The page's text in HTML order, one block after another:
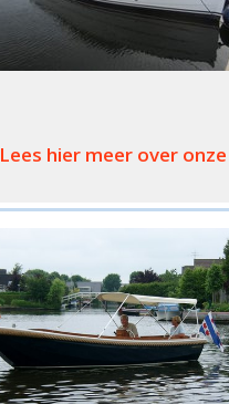
Lees hier meer over